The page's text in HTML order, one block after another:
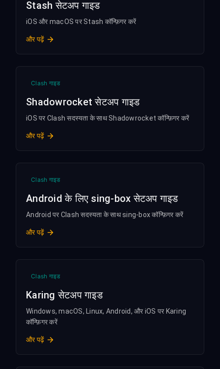
Stash सेटअप गाइड
iOS और macOS पर Stash कॉन्फ़िगर करें
और पढ़ें
Clash गाइड
Shadowrocket सेटअप गाइड
iOS पर Clash सदस्यता के साथ Shadowrocket कॉन्फ़िगर करें
और पढ़ें
Clash गाइड
Android के लिए sing-box सेटअप गाइड
Android पर Clash सदस्यता के साथ sing-box कॉन्फ़िगर करें
और पढ़ें
Clash गाइड
Karing सेटअप गाइड
Windows, macOS, Linux, Android, और iOS पर Karing
कॉन्फ़िगर करें
और पढ़ें